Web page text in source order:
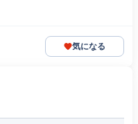
気になる